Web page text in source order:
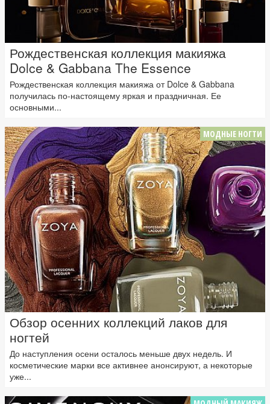
Рождественская коллекция макияжа
Dolce & Gabbana The Essence
Рождественская коллекция макияжа от Dolce & Gabbana
получилась по-настоящему яркая и праздничная. Ее
основными...
МОДНЫЕ НОГТИ
Обзор осенних коллекций лаков для
ногтей
До наступления осени осталось меньше двух недель. И
косметические марки все активнее анонсируют, а некоторые
уже...